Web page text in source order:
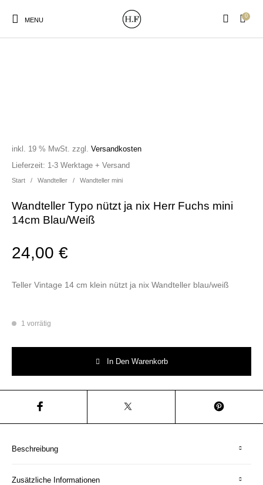
MENU
0
Gutscheine Kissen
Print:
Poster&Notizbücher
Strudia-Kampfkunst
für den Kopf
Start / Wandteller / Wandteller mini
Wandteller Typo nützt ja nix Herr Fuchs mini
14cm Blau/Weiß
24,00€
inkl. 19 % MwSt. zzgl.Versandkosten
Teller Vintage 14 cm klein nützt ja nix Wandteller blau/weiß
Lieferzeit: 1-3 Werktage + Versand
1 vorrätig
In Den Warenkorb
Beschreibung
Zusätzliche Informationen